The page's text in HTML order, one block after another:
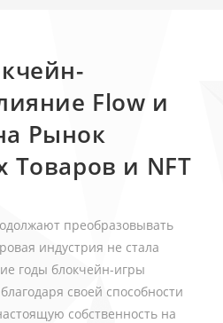
Flow и
Рынок
Товаров и NFT
преобразовывать
индустрия не стала
годы блокчейн-игры
своей способности
собственность на